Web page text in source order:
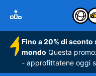
Fino a 20% di
mondo Questa
- approfittatene oggi